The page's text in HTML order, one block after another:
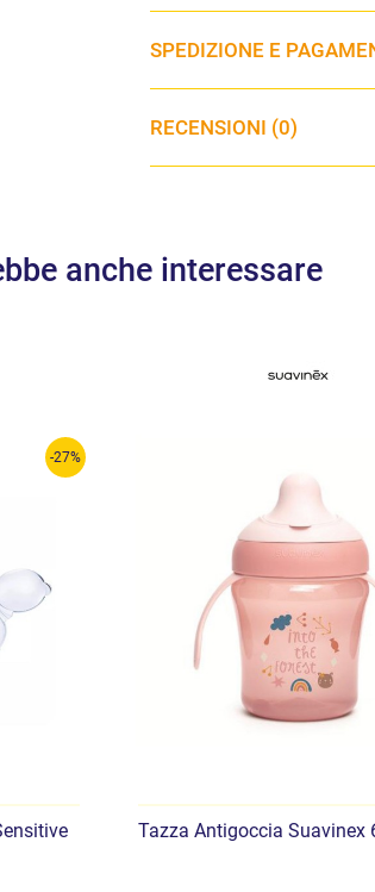
SPEDIZIONE E
RECENSIONI (0)
anche interessare
-27%
Tazza Antigoccia Suavinex